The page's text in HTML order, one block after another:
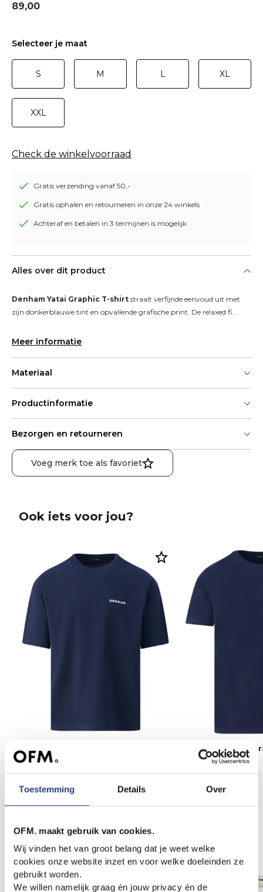
Toestemming Details Over
OFM. maakt gebruik van cookies.
Wij vinden het van groot belang dat je weet welke
cookies onze website inzet en voor welke doeleinden ze
gebruikt worden.
We willen namelijk graag én jouw privacy én de
89,00
Selecteer je maat
S M L XL
XXL
Check de winkelvoorraad
Gratis verzending vanaf 50,-
Gratis ophalen en retourneren in onze 24 winkels
Achteraf en betalen in 3 termijnen is mogelijk
Alles over dit product
Denham Yatai Graphic T-shirt straalt verfijnde eenvoud uit met
zijn donkerblauwe tint en opvallende grafische print. De relaxed fi...
Meer informatie
Materiaal
Productinformatie
Bezorgen en retourneren
Voeg merk toe als favoriet
Ook iets voor jou?
Denham Waine Graphic T-shirt
89,00
Denham Kyoton
89,00
Anderen bekeken ook